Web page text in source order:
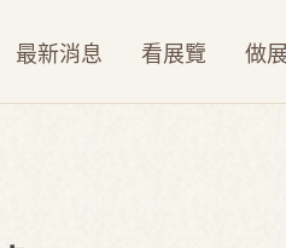
最新消息 看展覽 做